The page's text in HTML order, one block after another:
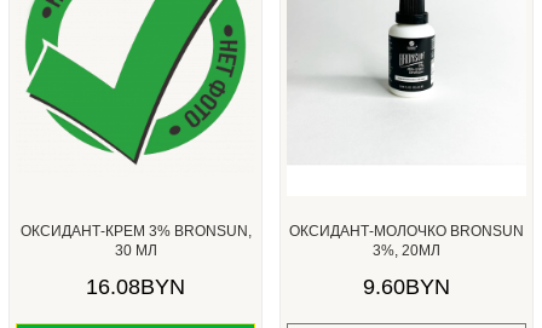
ОКСИДАНТ-КРЕМ 3% BRONSUN,
30 МЛ
16.08BYN
ОКСИДАНТ-МОЛОЧКО BRONSUN
3%, 20МЛ
9.60BYN